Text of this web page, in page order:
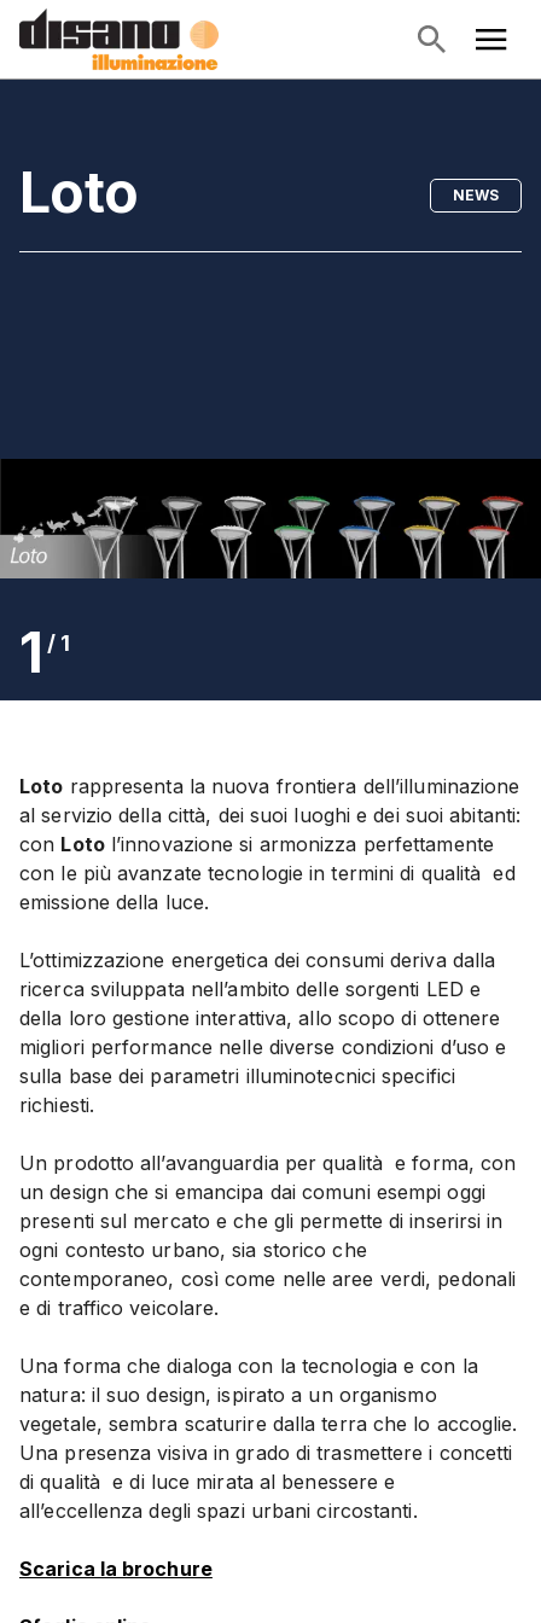
Loto NEWS
1 / 1
Loto rappresenta la nuova frontiera dell’illuminazione
al servizio della città, dei suoi luoghi e dei suoi abitanti:
con Lotol’innovazione si armonizza perfettamente
con le più avanzate tecnologie in termini di qualità ed
emissione della luce.
L’ottimizzazione energetica dei consumi deriva dalla
ricerca sviluppata nell’ambito delle sorgenti LED e
della loro gestione interattiva, allo scopo di ottenere
migliori performance nelle diverse condizioni d’uso e
sulla base dei parametri illuminotecnici specifici
richiesti.
Un prodotto all’avanguardia per qualità e forma, con
un design che si emancipa dai comuni esempi oggi
presenti sul mercato e che gli permette di inserirsi in
ogni contesto urbano, sia storico che
contemporaneo, così come nelle aree verdi, pedonali
e di traffico veicolare.
Una forma che dialoga con la tecnologia e con la
natura: il suo design, ispirato a un organismo
vegetale, sembra scaturire dalla terra che lo accoglie.
Una presenza visiva in grado di trasmettere i concetti
di qualità e di luce mirata al benessere e
all’eccellenza degli spazi urbani circostanti.
Scarica la brochure